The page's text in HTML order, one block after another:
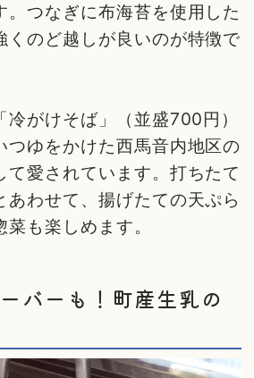
。つなぎに布海苔を使用した
くのど越しが良いのが特徴で
がけそば」（並盛700円）
つゆをかけた西馬音内地区の
て愛されています。打ちたて
あわせて、揚げたての天ぷら
も楽しめます。
バーも！町産生乳の